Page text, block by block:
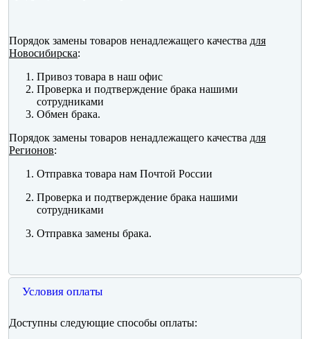
Порядок замены товаров ненадлежащего качества для
Новосибирска:
Привоз товара в наш офис
Проверка и подтверждение брака нашими
сотрудниками
Обмен брака.
Порядок замены товаров ненадлежащего качества для
Регионов:
Отправка товара нам Почтой России
Проверка и подтверждение брака нашими
сотрудниками
Отправка замены брака.
Условия оплаты
Доступны следующие способы оплаты: